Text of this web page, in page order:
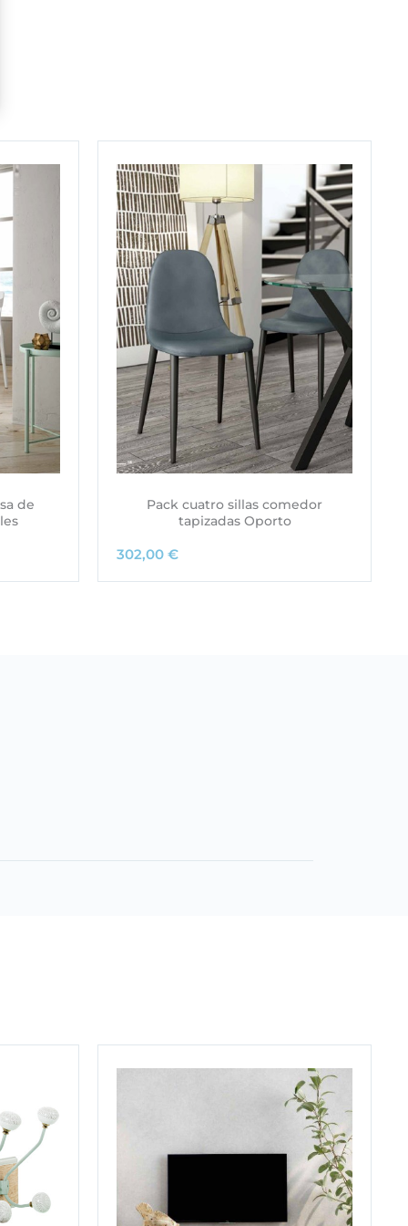
de
Pack cuatro sillas comedor
tapizadas Oporto
302,00 €